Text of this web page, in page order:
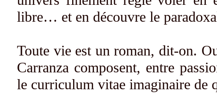
libre… et en découvre le
Toute vie est un roman, dit-on.
Carranza composent, entre
le curriculum vitae imaginaire de